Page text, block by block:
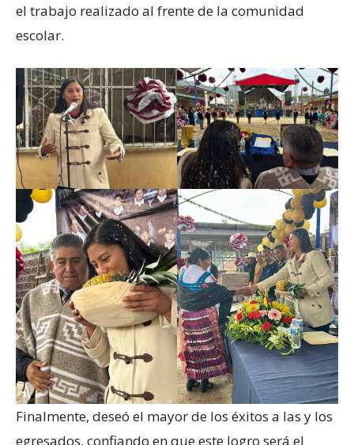
el trabajo realizado al frente de la comunidad
escolar.
Finalmente, deseó el mayor de los éxitos a las y los
egresados, confiando en que este logro será el